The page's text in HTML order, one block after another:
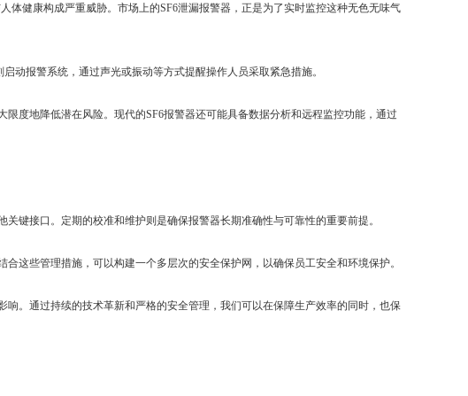
健康构成严重威胁。市场上的SF6泄漏报警器，正是为了实时监控这种无色无味气
报警系统，通过声光或振动等方式提醒操作人员采取紧急措施。
度地降低潜在风险。现代的SF6报警器还可能具备数据分析和远程监控功能，通过
接口。定期的校准和维护则是确保报警器长期准确性与可靠性的重要前提。
些管理措施，可以构建一个多层次的安全保护网，以确保员工安全和环境保护。
。通过持续的技术革新和严格的安全管理，我们可以在保障生产效率的同时，也保